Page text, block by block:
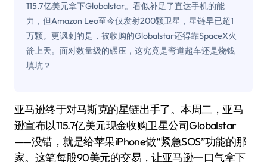
115.7亿美元拿下Globalstar。看似补足了直达手机的能
力，但Amazon Leo至今仅发射200颗卫星，星链早已超1
万颗。更讽刺的是，被收购的Globalstar还得靠SpaceX火
箭上天。面对数量级的碾压，这究竟是弯道超车还是烧钱
填坑？
亚马逊终于对马斯克的星链出手了。本周二，亚马
逊宣布以115.7亿美元现金收购卫星公司Globalstar
——没错，就是给苹果iPhone做“紧急SOS”功能的那
家。这笔每股90美元的交易，让亚马逊一口气拿下